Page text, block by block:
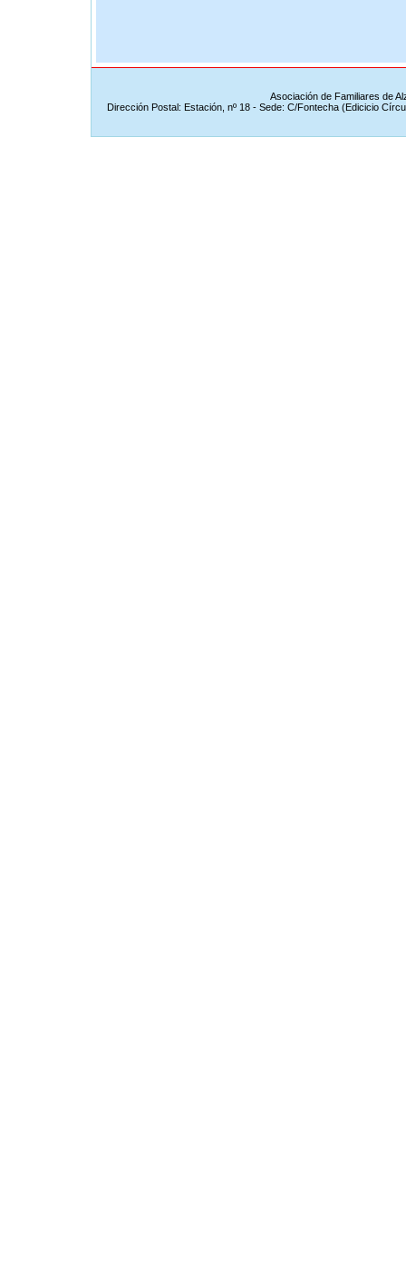
Asociación de Familiares de
Dirección Postal: Estación, nº 18 - Sede: C/Fontecha (Edicicio